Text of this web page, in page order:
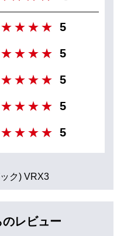
5
5
5
5
5
ク) VRX3
のレビュー